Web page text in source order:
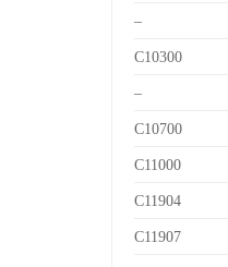
–
C10300
–
C10700
C11000
C11904
C11907